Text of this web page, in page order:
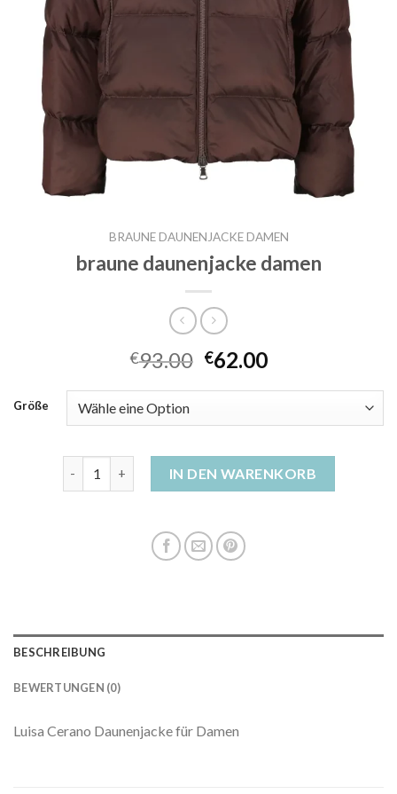
BRAUNE DAUNENJACKE DAMEN
braune daunenjacke damen
€93.00 €62.00
Größe
IN DEN WARENKORB
BESCHREIBUNG
BEWERTUNGEN (0)
Luisa Cerano Daunenjacke für Damen